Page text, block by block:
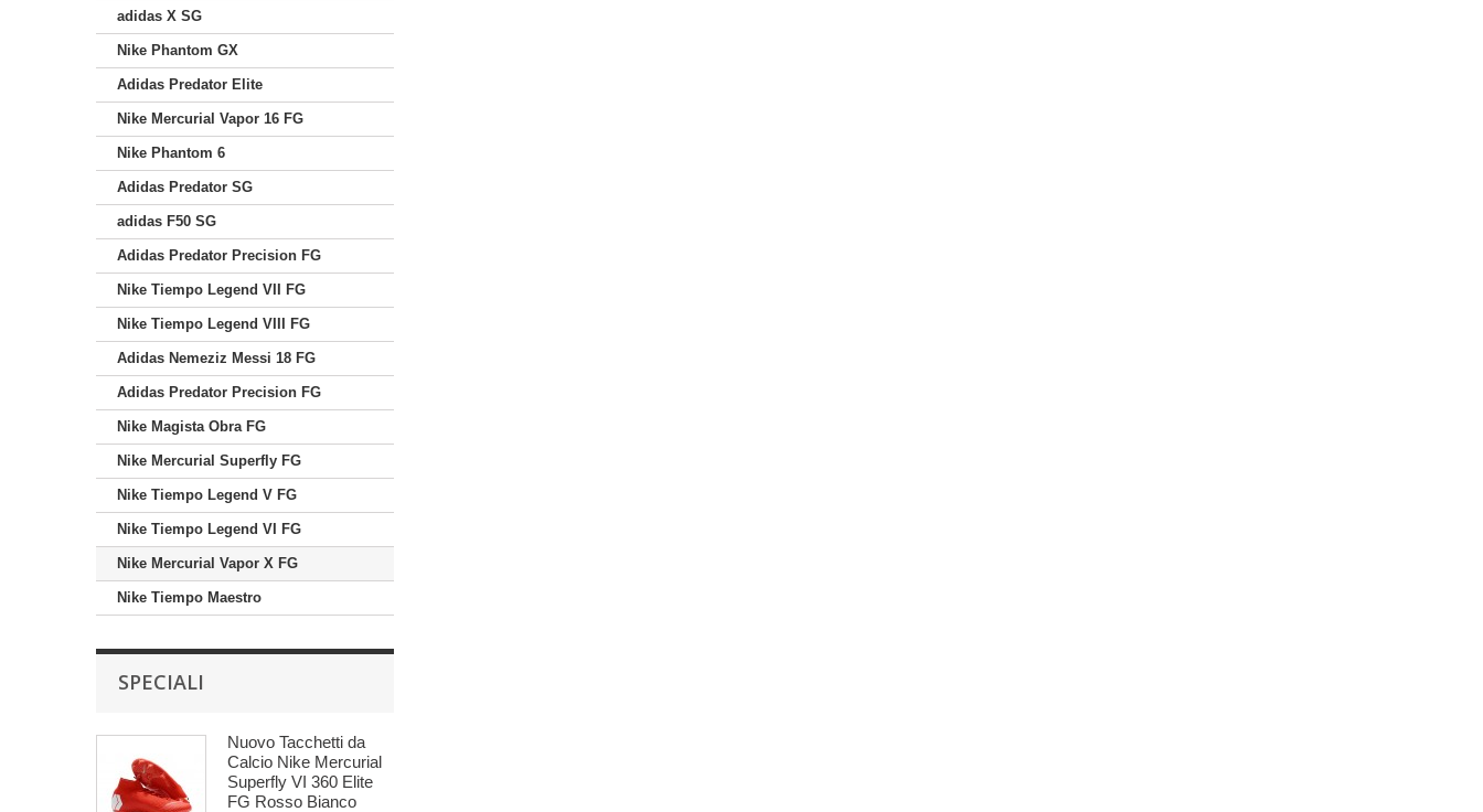
adidas X SG
Nike Phantom GX
Adidas Predator Elite
Nike Mercurial Vapor 16 FG
Nike Phantom 6
Adidas Predator SG
adidas F50 SG
Adidas Predator Precision FG
Nike Tiempo Legend VII FG
Nike Tiempo Legend VIII FG
Adidas Nemeziz Messi 18 FG
Adidas Predator Precision FG
Nike Magista Obra FG
Nike Mercurial Superfly FG
Nike Tiempo Legend V FG
Nike Tiempo Legend VI FG
Nike Mercurial Vapor X FG
Nike Tiempo Maestro
SPECIALI
Nuovo Tacchetti da
Calcio Nike Mercurial
Superfly VI 360 Elite
FG Rosso Bianco